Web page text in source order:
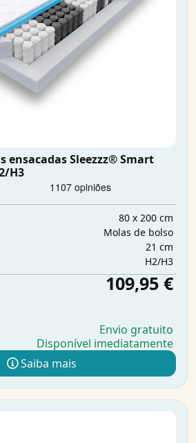
ensacadas Sleezzz® Smart
H3
80 x 200 cm
Molas de bolso
21 cm
H2/H3
109,95 €
Envio gratuito
Disponível imediatamente
Saiba mais